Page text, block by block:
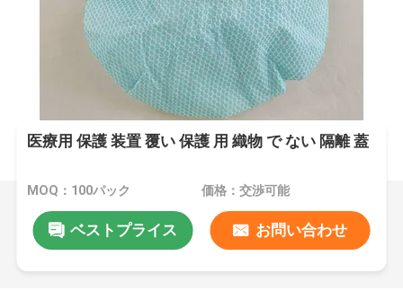
医療用 保護 装置 覆い 保護 用 織物 で ない 隔離 蓋
MOQ：100パック 価格：交渉可能
ベストプライス お問い合わせ